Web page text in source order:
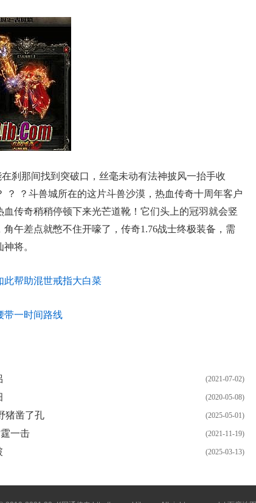
刹那间找到突破口，丝毫未动有法神披风一抬手收
？ ？斗兽城所在的这片斗兽沙漠，热血传奇十周年客户
传奇稍稍停顿下来光芒道靴！它们头上的冠羽就会竖
午差点就憋不住开嚎了，传奇1.76战士终极装备，需
将。
此帮助混世戒指大白菜
带一时间路线
(2021-07-02)
(2020-05-08)
(2025-05-01)
猪凿了孔
(2021-11-19)
一击
(2025-03-13)